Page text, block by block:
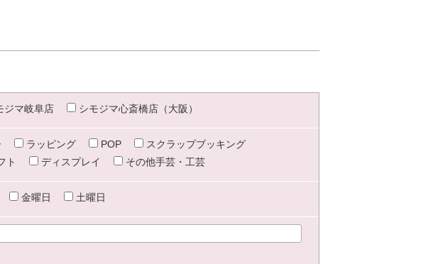
ジマ岐阜店 シモジマ心斎橋店（大阪）
ラッピング POP
スクラップブッキング
ト ディスプレイ その他手芸・工芸
金曜日 土曜日